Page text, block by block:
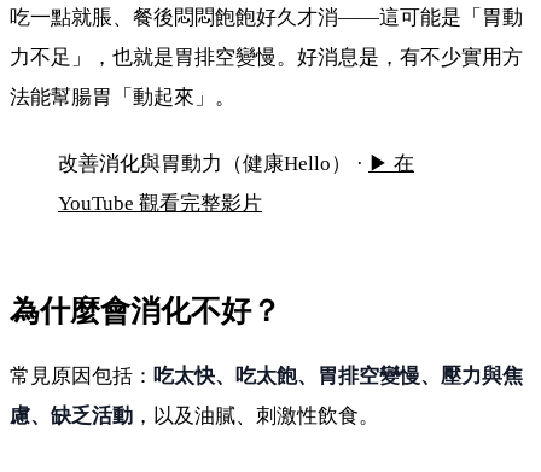
吃一點就脹、餐後悶悶飽飽好久才消——這可能是「胃動
力不足」，也就是胃排空變慢。好消息是，有不少實用方
法能幫腸胃「動起來」。
消化不好、胃動力不足？6 招改善
改善消化與胃動力（健康Hello） · ▶ 在
YouTube 觀看完整影片
為什麼會消化不好？
常見原因包括： 吃太快、吃太飽、胃排空變慢、壓力與焦
慮、缺乏活動 ，以及油膩、刺激性飲食。